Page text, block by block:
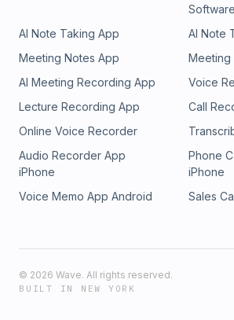
Software
AI Note Taking App
AI Note
Meeting Notes App
Meeting
AI Meeting Recording App
Voice
Lecture Recording App
Call
Online Voice Recorder
Audio Recorder App
iPhone
Phone
iPhone
Voice Memo App Android
Sales
© 2026 Wave. All rights reserved.
BUILT IN NEW YORK